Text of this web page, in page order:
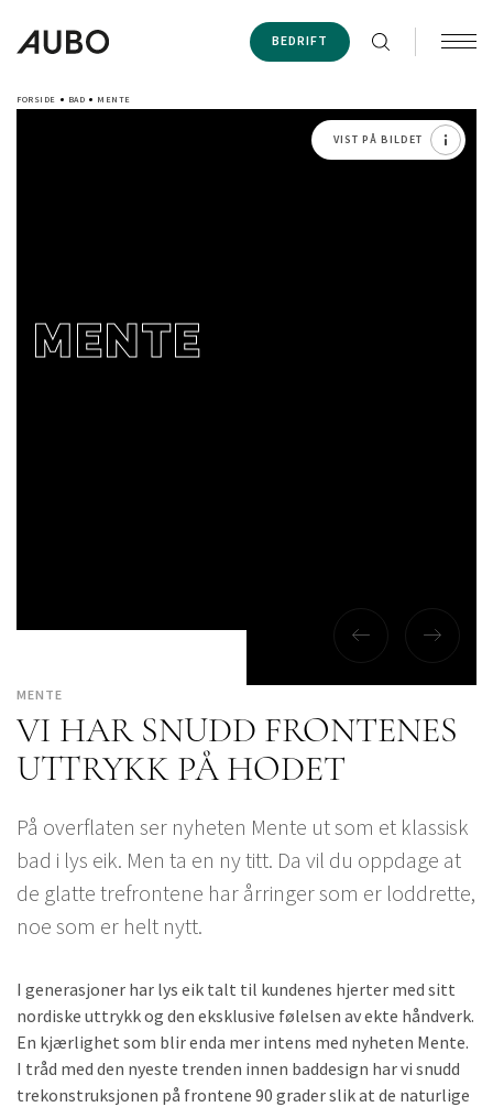
BEDRIFT
FORSIDE BAD MENTE
MENTE
VIST PÅ BILDET
MENTE
VI HAR SNUDD FRONTENES
UTTRYKK PÅ HODET
På overflaten ser nyheten Mente ut som et klassisk
bad i lys eik. Men ta en ny titt. Da vil du oppdage at
de glatte trefrontene har årringer som er loddrette,
noe som er helt nytt.
I generasjoner har lys eik talt til kundenes hjerter med sitt
nordiske uttrykk og den eksklusive følelsen av ekte håndverk.
En kjærlighet som blir enda mer intens med nyheten Mente.
I tråd med den nyeste trenden innen baddesign har vi snudd
trekonstruksjonen på frontene 90 grader slik at de naturlige